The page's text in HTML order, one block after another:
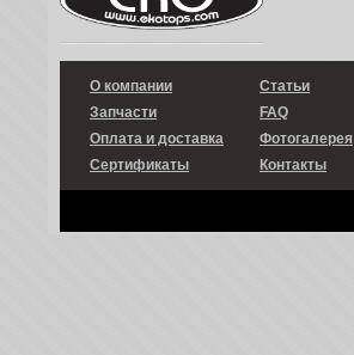
О компании
Запчасти
Оплата и доставка
Сертификаты
Статьи
FAQ
Фотогалерея
Контакты